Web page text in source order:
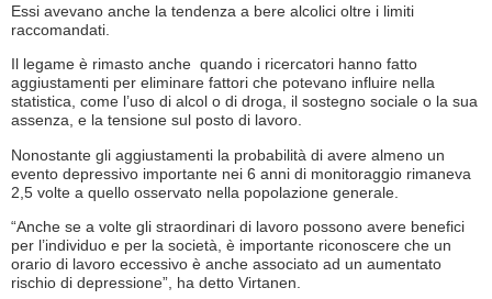
Essi avevano anche la tendenza a bere alcolici oltre i limiti
raccomandati.
Il legame è rimasto anche quando i ricercatori hanno fatto
aggiustamenti per eliminare fattori che potevano influire nella
statistica, come l’uso di alcol o di droga, il sostegno sociale o la sua
assenza, e la tensione sul posto di lavoro.
Nonostante gli aggiustamenti la probabilità di avere almeno un
evento depressivo importante nei 6 anni di monitoraggio rimaneva
2,5 volte a quello osservato nella popolazione generale.
“Anche se a volte gli straordinari di lavoro possono avere benefici
per l’individuo e per la società, è importante riconoscere che un
orario di lavoro eccessivo è anche associato ad un aumentato
rischio di depressione”, ha detto Virtanen.